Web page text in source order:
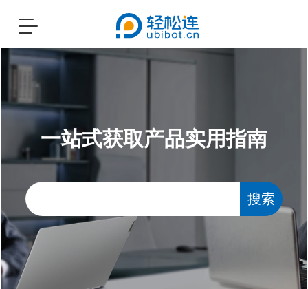
Toggle
一站式获取产品实用指南
搜索